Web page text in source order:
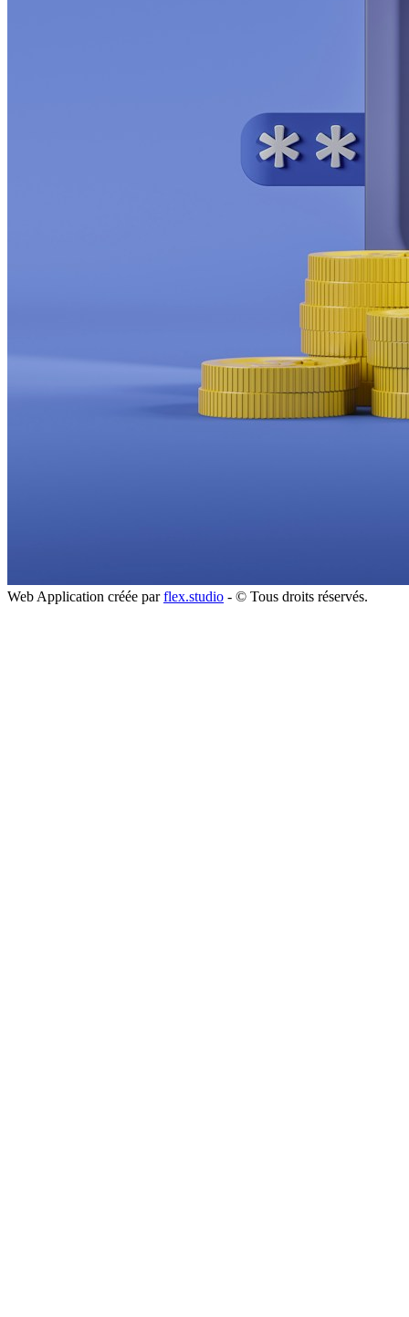
Web Application créée parflex.studio - © Tous droits réservés.